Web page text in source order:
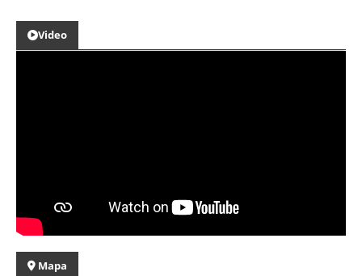
Video
Mapa